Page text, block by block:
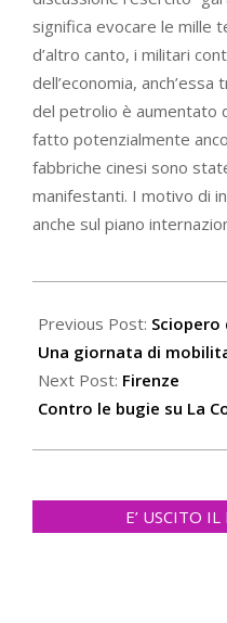
significa evocare le mille
d’altro canto, i militari
dell’economia,
del petrolio è aumentato
fatto potenzialmente
fabbriche cinesi sono
manifestanti. I motivo di
anche sul piano
03-
30
Previous Post: Sciopero
Una giornata di
Next Post: Firenze
Contro le bugie su La
E’ USCITO